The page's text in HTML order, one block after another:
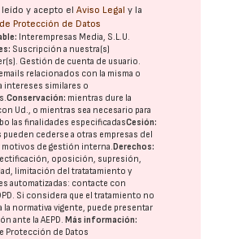
leído y acepto elAviso Legal y la
Protección de Datos
Interempresas Media, S.L.U.
Suscripción a nuestra(s)
Gestión de cuenta de usuario.
relacionados con la misma o
intereses similares o
Conservación: mientras dure la
Ud., o mientras sea necesario para
las finalidades especificadasCesión:
pueden cederse a otras empresas del
motivos de gestión interna. Derechos:
oposición, supresión,
limitación del tratatamiento y
automatizadas: contacte con
. Si considera que el tratamiento no
la normativa vigente, puede presentar
ante laAEPD. Más información:
Protección de Datos